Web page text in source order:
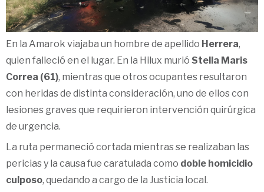
En la Amarok viajaba un hombre de apellido Herrera,
quien falleció en el lugar. En la Hilux murió Stella Maris
Correa (61), mientras que otros ocupantes resultaron
con heridas de distinta consideración, uno de ellos con
lesiones graves que requirieron intervención quirúrgica
de urgencia.
La ruta permaneció cortada mientras se realizaban las
pericias y la causa fue caratulada como doble homicidio
culposo, quedando a cargo de la Justicia local.